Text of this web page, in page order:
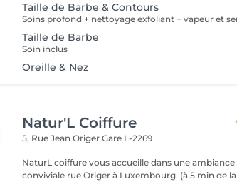
Taille de Barbe & Contours
Taille de Barbe
Soin inclus
Oreille & Nez
Natur'L Coiffure
5, Rue Jean OrigerGare L-2269
NaturL coiffure vous accueille dans une
conviviale rue Origer à Luxembourg. (à 5 min de la Gare).